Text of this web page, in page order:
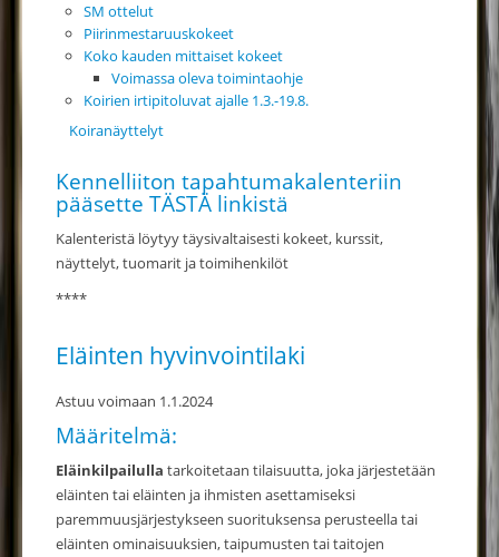
SM ottelut
Piirinmestaruuskokeet
Koko kauden mittaiset kokeet
Voimassa oleva toimintaohje
Koirien irtipitoluvat ajalle 1.3.-19.8.
Koiranäyttelyt
Kennelliiton tapahtumakalenteriin
pääsette TÄSTÄ linkistä
Kalenteristä löytyy täysivaltaisesti kokeet, kurssit,
näyttelyt, tuomarit ja toimihenkilöt
****
Eläinten hyvinvointilaki
Astuu voimaan 1.1.2024
Määritelmä:
Eläinkilpailulla tarkoitetaan tilaisuutta, joka järjestetään
eläinten tai eläinten ja ihmisten asetta­miseksi
paremmuusjärjestykseen suorituksensa perusteella tai
eläinten ominaisuuksien, taipu­musten tai taitojen